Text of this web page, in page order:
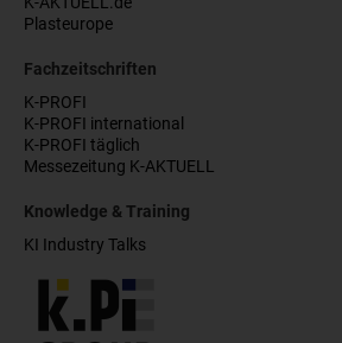
Plasteurope
Fachzeitschriften
K-PROFI
K-PROFI international
K-PROFI täglich
Messezeitung K-AKTUELL
Knowledge & Training
KI Industry Talks